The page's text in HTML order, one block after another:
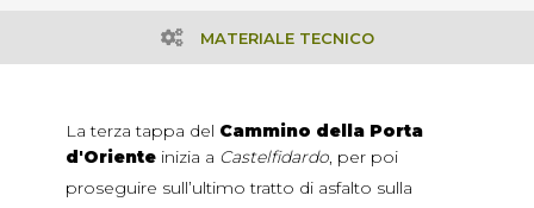
MATERIALE TECNICO
La terza tappa del Cammino della Porta
d'Oriente inizia a Castelfidardo, per poi
proseguire sull’ultimo tratto di asfalto sulla